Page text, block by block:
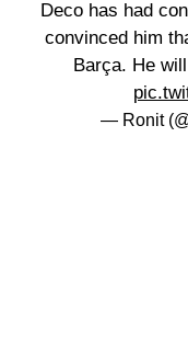
Deco has had
convinced him
Barça. He
— Ronit